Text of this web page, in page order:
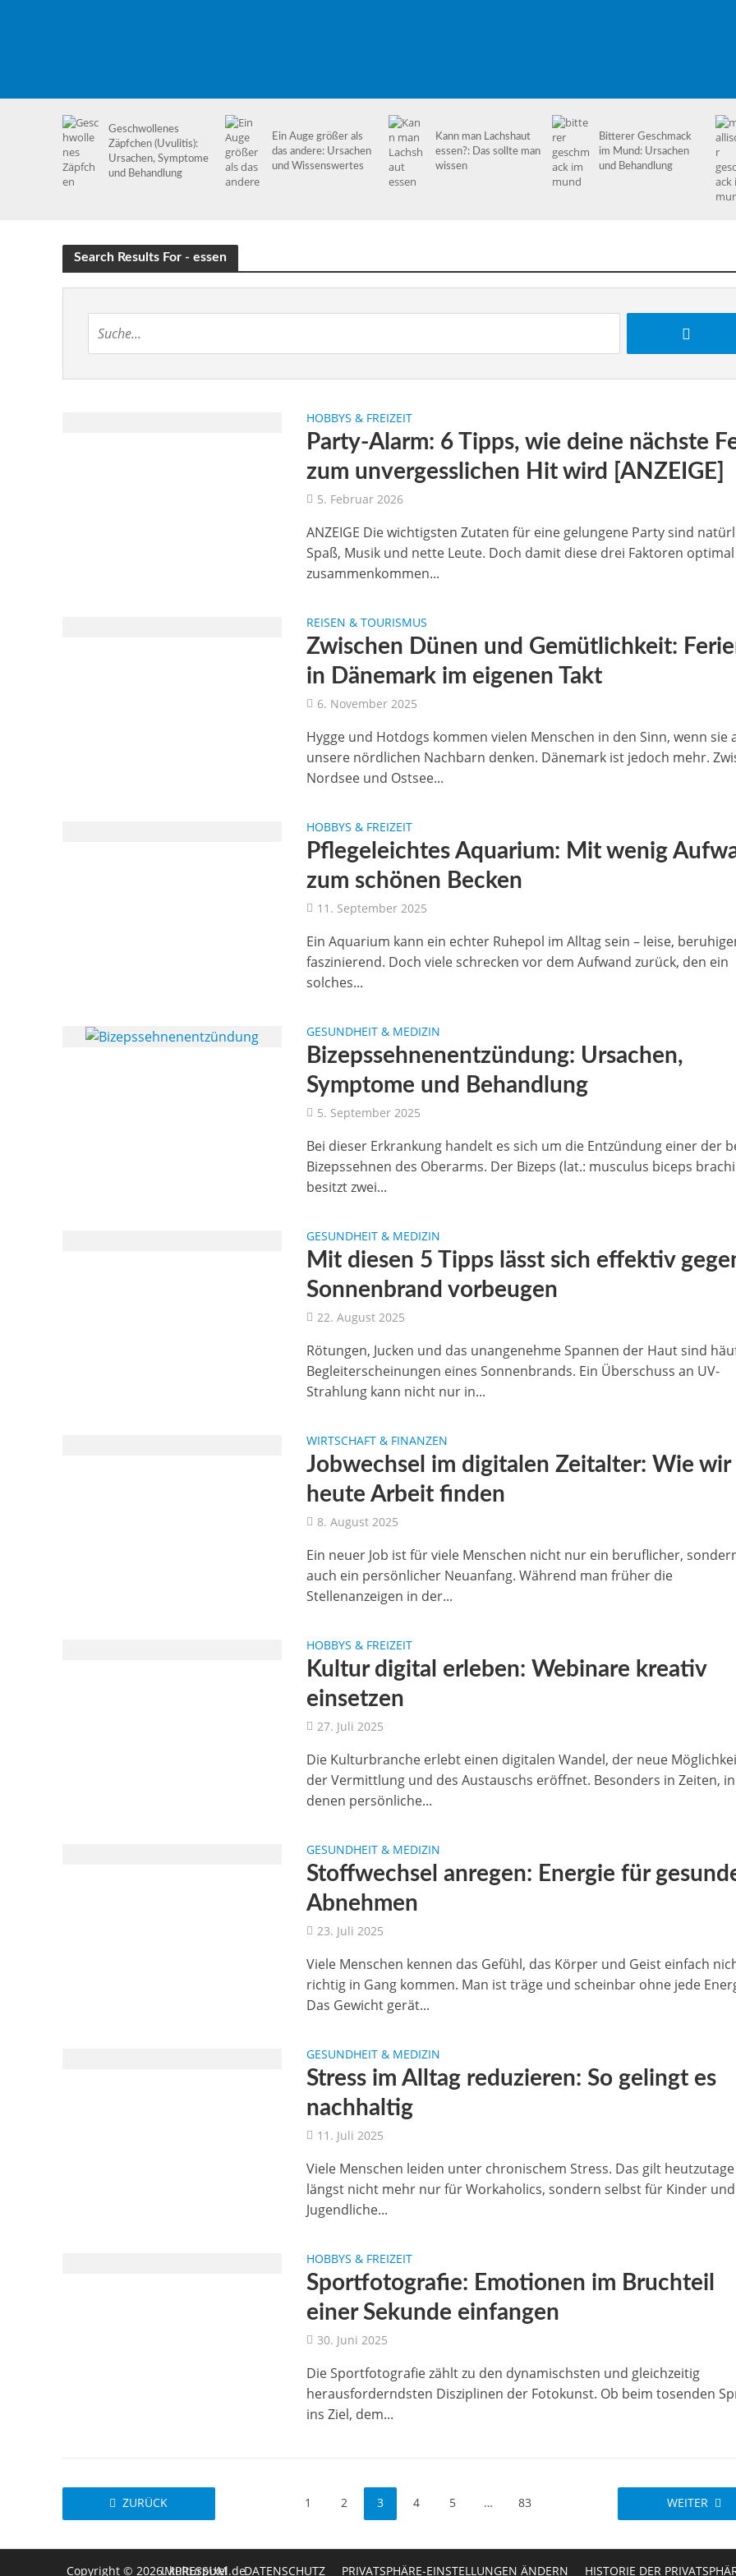
Geschwollenes
Zäpfchen (Uvulitis):
Ursachen, Symptome
und Behandlung
Ein Auge größer als
das andere: Ursachen
und Wissenswertes
Kann man Lachshaut
essen?: Das sollte man
wissen
Bitterer Geschmack
im Mund: Ursachen
und Behandlung
Search Results For - essen
HOBBYS & FREIZEIT
Party-Alarm: 6 Tipps, wie deine nächste
zum unvergesslichen Hit wird [ANZEIGE]
5. Februar 2026
ANZEIGE Die wichtigsten Zutaten für eine gelungene Party sind
Spaß, Musik und nette Leute. Doch damit diese drei Faktoren optimal
zusammenkommen...
REISEN & TOURISMUS
Zwischen Dünen und Gemütlichkeit:
in Dänemark im eigenen Takt
6. November 2025
Hygge und Hotdogs kommen vielen Menschen in den Sinn, wenn sie
unsere nördlichen Nachbarn denken. Dänemark ist jedoch mehr.
Nordsee und Ostsee...
HOBBYS & FREIZEIT
Pflegeleichtes Aquarium: Mit wenig
zum schönen Becken
11. September 2025
Ein Aquarium kann ein echter Ruhepol im Alltag sein – leise,
faszinierend. Doch viele schrecken vor dem Aufwand zurück, den ein
solches...
GESUNDHEIT & MEDIZIN
Bizepssehnenentzündung: Ursachen,
Symptome und Behandlung
5. September 2025
Bei dieser Erkrankung handelt es sich um die Entzündung einer der
Bizepssehnen des Oberarms. Der Bizeps (lat.: musculus biceps
besitzt zwei...
GESUNDHEIT & MEDIZIN
Mit diesen 5 Tipps lässt sich effektiv
Sonnenbrand vorbeugen
22. August 2025
Rötungen, Jucken und das unangenehme Spannen der Haut sind
Begleiterscheinungen eines Sonnenbrands. Ein Überschuss an UV-
Strahlung kann nicht nur in...
WIRTSCHAFT & FINANZEN
Jobwechsel im digitalen Zeitalter: Wie wir
heute Arbeit finden
8. August 2025
Ein neuer Job ist für viele Menschen nicht nur ein beruflicher,
auch ein persönlicher Neuanfang. Während man früher die
Stellenanzeigen in der...
HOBBYS & FREIZEIT
Kultur digital erleben: Webinare kreativ
einsetzen
27. Juli 2025
Die Kulturbranche erlebt einen digitalen Wandel, der neue
der Vermittlung und des Austauschs eröffnet. Besonders in Zeiten, in
denen persönliche...
GESUNDHEIT & MEDIZIN
Stoffwechsel anregen: Energie für
Abnehmen
23. Juli 2025
Viele Menschen kennen das Gefühl, das Körper und Geist einfach
richtig in Gang kommen. Man ist träge und scheinbar ohne jede
Das Gewicht gerät...
GESUNDHEIT & MEDIZIN
Stress im Alltag reduzieren: So gelingt es
nachhaltig
11. Juli 2025
Viele Menschen leiden unter chronischem Stress. Das gilt heutzutage
längst nicht mehr nur für Workaholics, sondern selbst für Kinder und
Jugendliche...
HOBBYS & FREIZEIT
Sportfotografie: Emotionen im Bruchteil
einer Sekunde einfangen
30. Juni 2025
Die Sportfotografie zählt zu den dynamischsten und gleichzeitig
herausforderndsten Disziplinen der Fotokunst. Ob beim tosenden
ins Ziel, dem...
ZURÜCK 1 2 3 4 5 … 83 WEITER
Copyright © 2026. kulturpixel.de
IMPRESSUM DATENSCHUTZ PRIVATSPHÄRE-EINSTELLUNGEN ÄNDERN HISTORIE DER